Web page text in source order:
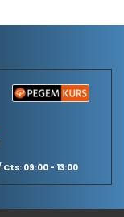
09:00 - 13:00